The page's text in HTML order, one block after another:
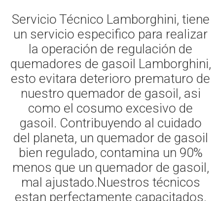
Servicio Técnico Lamborghini, tiene
un servicio especifico para realizar
la operación de regulación de
quemadores de gasoil Lamborghini,
esto evitara deterioro prematuro de
nuestro quemador de gasoil, asi
como el cosumo excesivo de
gasoil. Contribuyendo al cuidado
del planeta, un quemador de gasoil
bien regulado, contamina un 90%
menos que un quemador de gasoil,
mal ajustado.Nuestros técnicos
estan perfectamente capacitados,